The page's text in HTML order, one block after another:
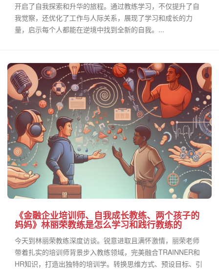
开启了自我探索和升华的旅程。通过教练学习，不仅提升了自
我觉察，还优化了工作与人际关系，展现了学习和成长的力
量，启示每个人都能在逆境中找到全新的自我。...
《金融企业培训师、自我成长教练、两个孩子的
妈妈》林丽荣教练是怎么学习和践行教练的
今天到林丽荣教练深度访谈。锐意进取且满怀激情，丽荣老师
带着扎实的培训师背景步入教练领域，完美融合TRAINNER和
HR知识，打造出独特的培训学。转换思维方式、预设目标、引